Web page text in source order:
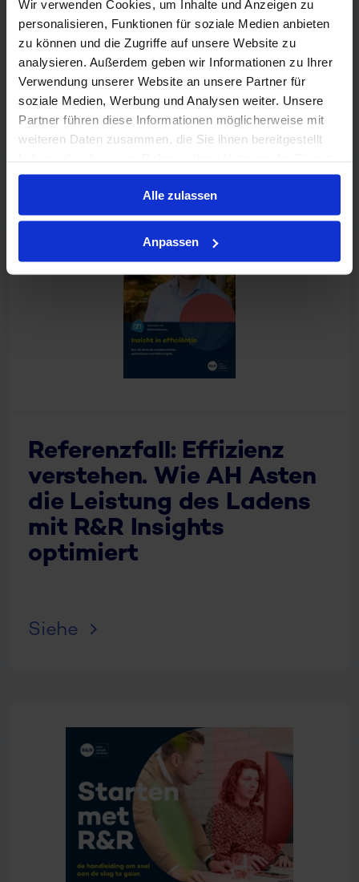
Wir verwenden Cookies, um Inhalte und Anzeigen zu
personalisieren, Funktionen für soziale Medien anbieten
zu können und die Zugriffe auf unsere Website zu
analysieren. Außerdem geben wir Informationen zu Ihrer
Verwendung unserer Website an unsere Partner für
soziale Medien, Werbung und Analysen weiter. Unsere
Partner führen diese Informationen möglicherweise mit
weiteren Daten zusammen, die Sie ihnen bereitgestellt
gesammelt haben.
Alle zulassen
Anpassen
Sie sich auf die
Hochsaison vor ✅
Siehe
Referenzfall: Effizienz
verstehen. Wie AH Asten
die Leistung des Ladens
mit R&R Insights
optimiert
Siehe